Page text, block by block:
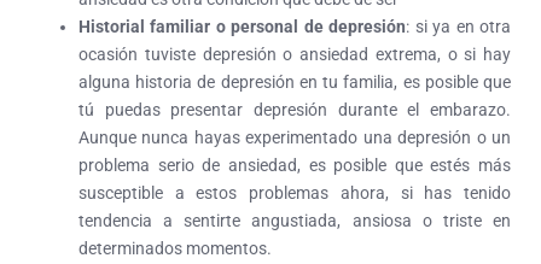
Historial familiar o personal de depresión: si ya en otra
ocasión tuviste depresión o ansiedad extrema, o si hay
alguna historia de depresión en tu familia, es posible que
tú puedas presentar depresión durante el embarazo.
Aunque nunca hayas experimentado una depresión o un
problema serio de ansiedad, es posible que estés más
susceptible a estos problemas ahora, si has tenido
tendencia a sentirte angustiada, ansiosa o triste en
determinados momentos.